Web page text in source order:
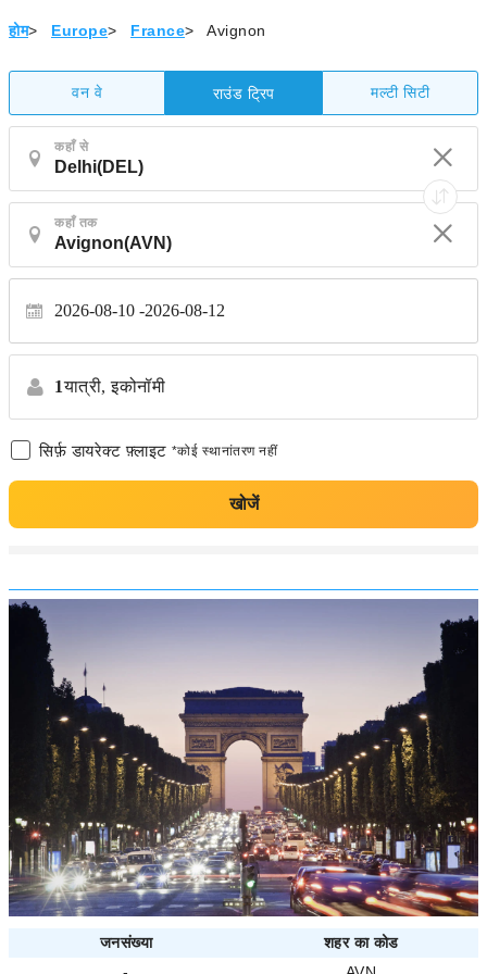
होम> Europe> France> Avignon
वन वे राउंड ट्रिप मल्टी सिटी
कहाँ से
कहाँ तक
2026-08-10 2026-08-12
1यात्री, इकोनॉमी
सिर्फ़ डायरेक्ट फ़्लाइट *कोई स्थानांतरण नहीं
खोजें
जनसंख्या
शहर का कोड